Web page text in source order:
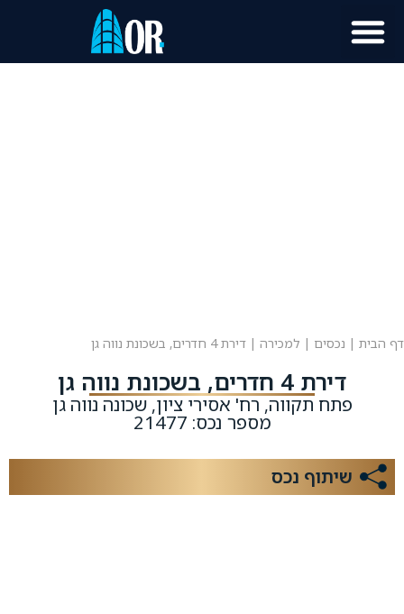
דף הבית | נכסים | למכירה | דירת 4 חדרים, בשכונת נווה גן
דירת 4 חדרים, בשכונת נווה גן
פתח תקווה, רח' אסירי ציון, שכונה נווה גן
מספר נכס: 21477
שיתוף נכס